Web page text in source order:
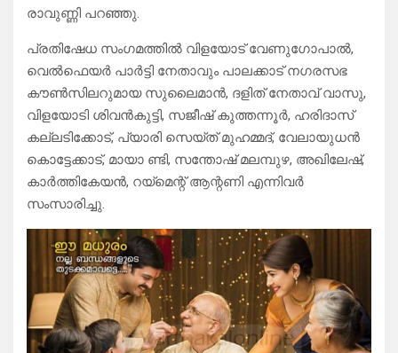
രാവുണ്ണി പറഞ്ഞു.
പ്രതിഷേധ സംഗമത്തിൽ വിളയോട് വേണുഗോപാൽ,
വെൽഫെയർ പാർട്ടി നേതാവും പാലക്കാട് നഗരസഭ
കൗൺസിലറുമായ സുലൈമാൻ, ദളിത് നേതാവ് വാസു,
വിളയോടി ശിവൻകുട്ടി, സജീഷ് കുത്തന്നൂർ, ഹരിദാസ്
കല്ലടിക്കോട്, പ്യാരി സെയ്ത് മുഹമ്മദ്, വേലായുധൻ
കൊട്ടേക്കാട്, മായാ ണ്ടി, സന്തോഷ് മലമ്പുഴ, അഖിലേഷ്,
കാർത്തികേയൻ, റയ്മെന്റ് ആന്റണി എന്നിവർ
സംസാരിച്ചു.